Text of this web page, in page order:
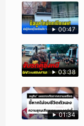
00:47
03:38
01:34